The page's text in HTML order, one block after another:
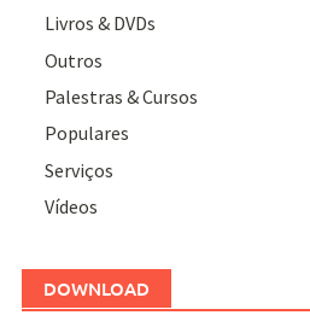
Livros & DVDs
Outros
Palestras & Cursos
Populares
Serviços
Vídeos
DOWNLOAD